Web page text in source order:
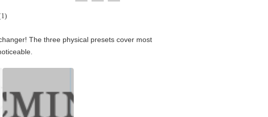
The three physical presets cover most